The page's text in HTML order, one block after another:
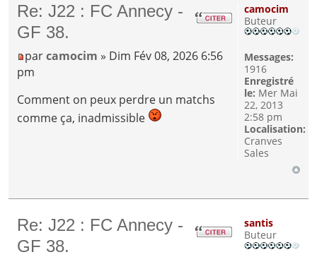
Re: J22 : FC Annecy -
GF 38.
parcamocim » Dim Fév 08, 2026 6:56
pm
Comment on peux perdre un matchs
comme ça, inadmissible
camocim
Buteur
Messages:
1916
Enregistré
le: Mer Mai
22, 2013
2:58 pm
Localisation:
Cranves
Sales
Re: J22 : FC Annecy -
GF 38.
santis
Buteur